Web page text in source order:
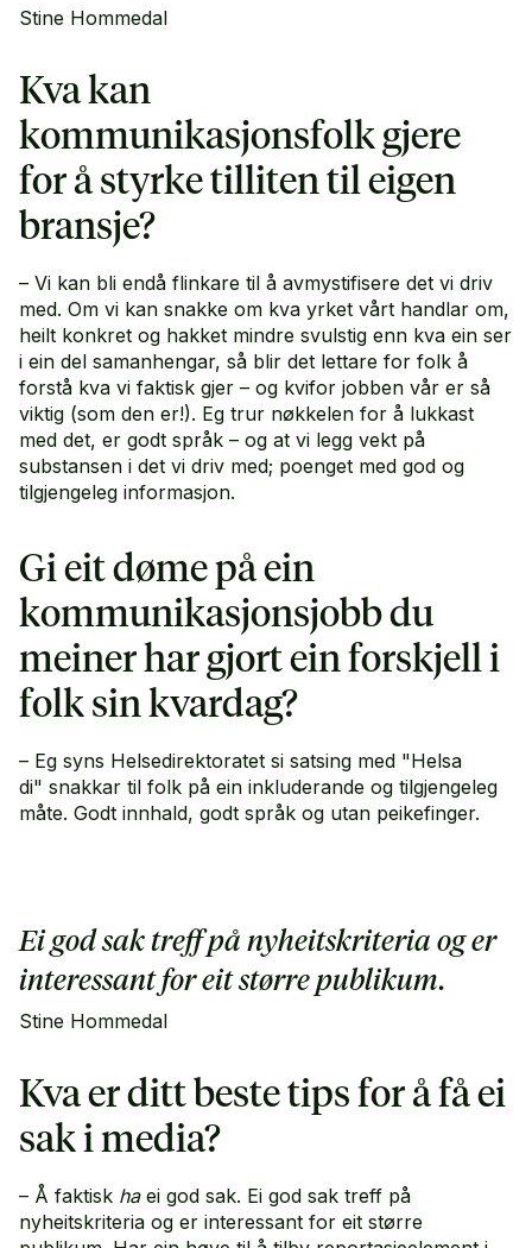
Stine Hommedal
Kva kan
kommunikasjonsfolk gjere
for å styrke tilliten til eigen
bransje?
– Vi kan bli endå flinkare til å avmystifisere det vi driv
med. Om vi kan snakke om kva yrket vårt handlar om,
heilt konkret og hakket mindre svulstig enn kva ein ser
i ein del samanhengar, så blir det lettare for folk å
forstå kva vi faktisk gjer – og kvifor jobben vår er så
viktig (som den er!). Eg trur nøkkelen for å lukkast
med det, er godt språk – og at vi legg vekt på
substansen i det vi driv med; poenget med god og
tilgjengeleg informasjon.
Gi eit døme på ein
kommunikasjonsjobb du
meiner har gjort ein forskjell i
folk sin kvardag?
– Eg syns Helsedirektoratet si satsing med "Helsa
di" snakkar til folk på ein inkluderande og tilgjengeleg
måte. Godt innhald, godt språk og utan peikefinger.
Ei god sak treff på nyheitskriteria og er
interessant for eit større publikum.
Stine Hommedal
Kva er ditt beste tips for å få ei
sak i media?
– Å faktisk ha ei god sak. Ei god sak treff på
nyheitskriteria og er interessant for eit større